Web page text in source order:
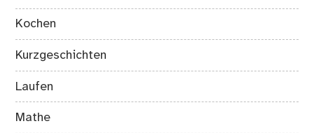
Kochen
Kurzgeschichten
Laufen
Mathe